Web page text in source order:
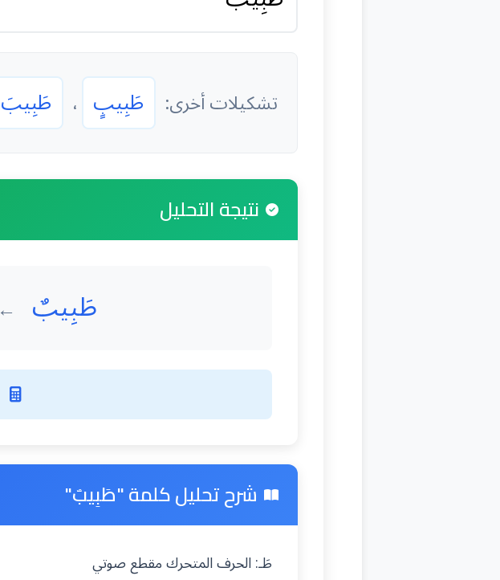
تشكيلات أخرى: طَبِيبٍ ، طَبِيبَ
نتيجة التحليل
طَبِيبٌ ←
شرح تحليل كلمة "طَبِيبٌ"
طَـ: الحرف المتحرك مقطع صوتي